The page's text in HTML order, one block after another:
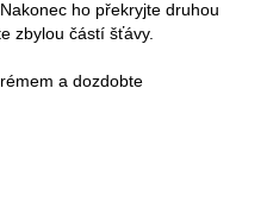
ho překryjte druhou
zbylou částí šťávy.
a dozdobte